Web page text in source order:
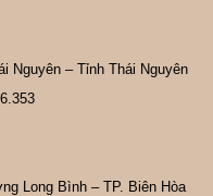
Nguyên – Tỉnh Thái Nguyên
Long Bình – TP. Biên Hòa